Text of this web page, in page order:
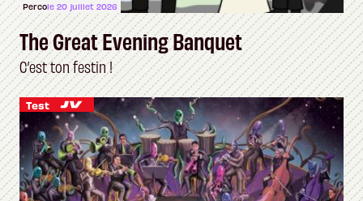
Percole 20 juillet 2026
The Great Evening Banquet
C’est ton festin !
Test